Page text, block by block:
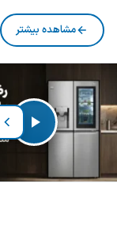
مشاهده بیشتر